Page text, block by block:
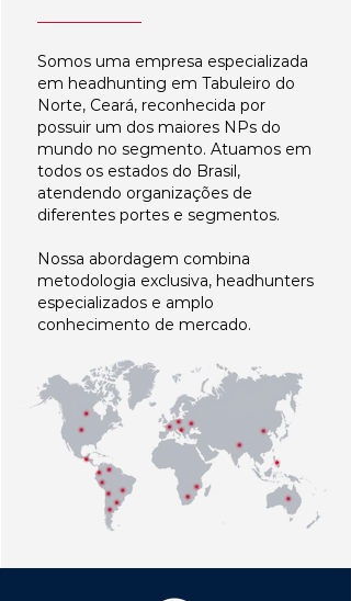
Somos uma empresa especializada
em headhunting em Tabuleiro do
Norte, Ceará, reconhecida por
possuir um dos maiores NPs do
mundo no segmento. Atuamos em
todos os estados do Brasil,
atendendo organizações de
diferentes portes e segmentos.
Nossa abordagem combina
metodologia exclusiva, headhunters
especializados e amplo
conhecimento de mercado.